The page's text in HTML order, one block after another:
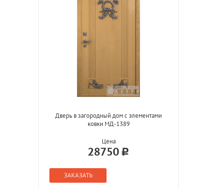
Дверь в загородный дом с элементами
ковки МД-1389
Цена
28750
ЗАКАЗАТЬ